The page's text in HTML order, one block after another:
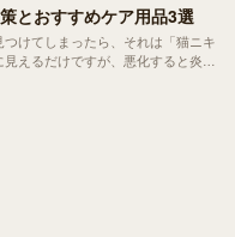
とおすすめケア用品3選
けてしまったら、それは「猫ニキ
えるだけですが、悪化すると炎症